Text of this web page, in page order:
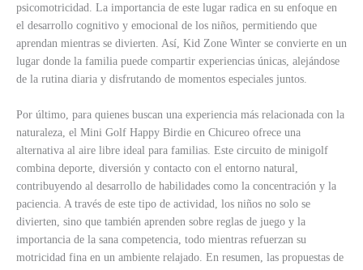
psicomotricidad. La importancia de este lugar radica en su enfoque en
el desarrollo cognitivo y emocional de los niños, permitiendo que
aprendan mientras se divierten. Así, Kid Zone Winter se convierte en un
lugar donde la familia puede compartir experiencias únicas, alejándose
de la rutina diaria y disfrutando de momentos especiales juntos.
Por último, para quienes buscan una experiencia más relacionada con la
naturaleza, el Mini Golf Happy Birdie en Chicureo ofrece una
alternativa al aire libre ideal para familias. Este circuito de minigolf
combina deporte, diversión y contacto con el entorno natural,
contribuyendo al desarrollo de habilidades como la concentración y la
paciencia. A través de este tipo de actividad, los niños no solo se
divierten, sino que también aprenden sobre reglas de juego y la
importancia de la sana competencia, todo mientras refuerzan su
motricidad fina en un ambiente relajado. En resumen, las propuestas de